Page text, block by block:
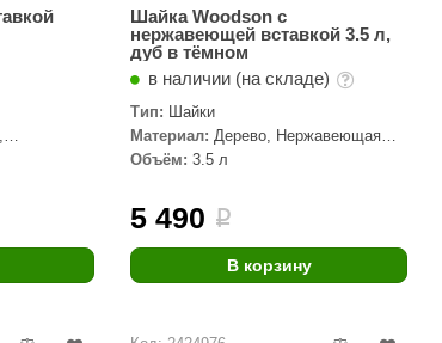
KOLO
Варвара
Шайка Woodson с
нержавеющей вставкой 3.5 л,
дуб в тёмном
в наличии (на складе)
Тип: Шайки
Материал: Дерево, Нержавеющая
сталь, Дуб
Объём: 3.5 л
5 490 i
В корзину